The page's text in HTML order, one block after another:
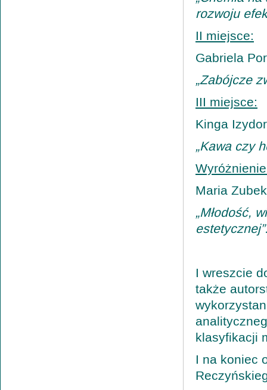
rozwoju
II miejsce:
Gabriela
„Zabójcze
III miejsce:
Kinga
„Kawa czy
Maria
„Młodość,
I wreszcie
także
klasyfikacji
I na koniec